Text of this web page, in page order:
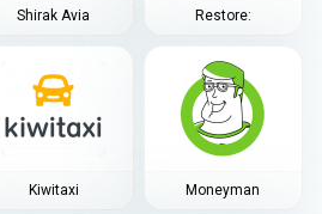
Shirak Avia Restore:
Kiwitaxi
Moneyman